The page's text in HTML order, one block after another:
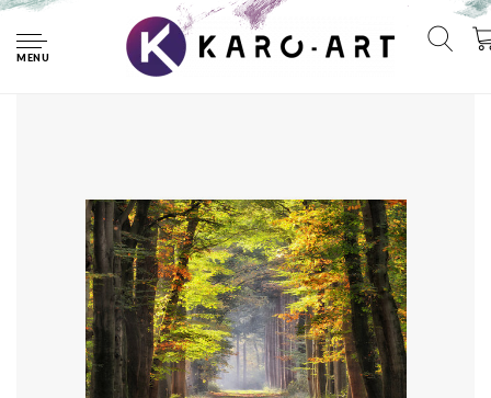
MENU
Afbeelding op acrylglas - Ochtendwandeling in het bos ,
Groen bruin , 3 maten , Wanddecoratie